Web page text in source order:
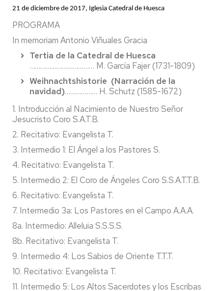
21 de diciembre de 2017, Iglesia Catedral de Huesca
PROGRAMA
In memoriam Antonio Viñuales Gracia
Tertia de la Catedral de Huesca
……………………………… M. García Fajer (1731-1809)
Weihnachtshistorie (Narración de la
navidad)……………… H. Schutz (1585-1672)
1. Introducción al Nacimiento de Nuestro Señor
Jesucristo Coro S.A.T.B.
2. Recitativo: Evangelista T.
3. Intermedio 1: El Ángel a los Pastores S.
4. Recitativo: Evangelista T.
5. Intermedio 2: El Coro de Ángeles Coro S.S.A.T.T.B.
6. Recitativo: Evangelista T.
7. Intermedio 3a: Los Pastores en el Campo A.A.A.
8a. Intermedio: Alleluia S.S.S.S.
8b. Recitativo: Evangelista T.
9. Intermedio 4: Los Sabios de Oriente T.T.T.
10. Recitativo: Evangelista T.
11. Intermedio 5: Los Altos Sacerdotes y los Escribas